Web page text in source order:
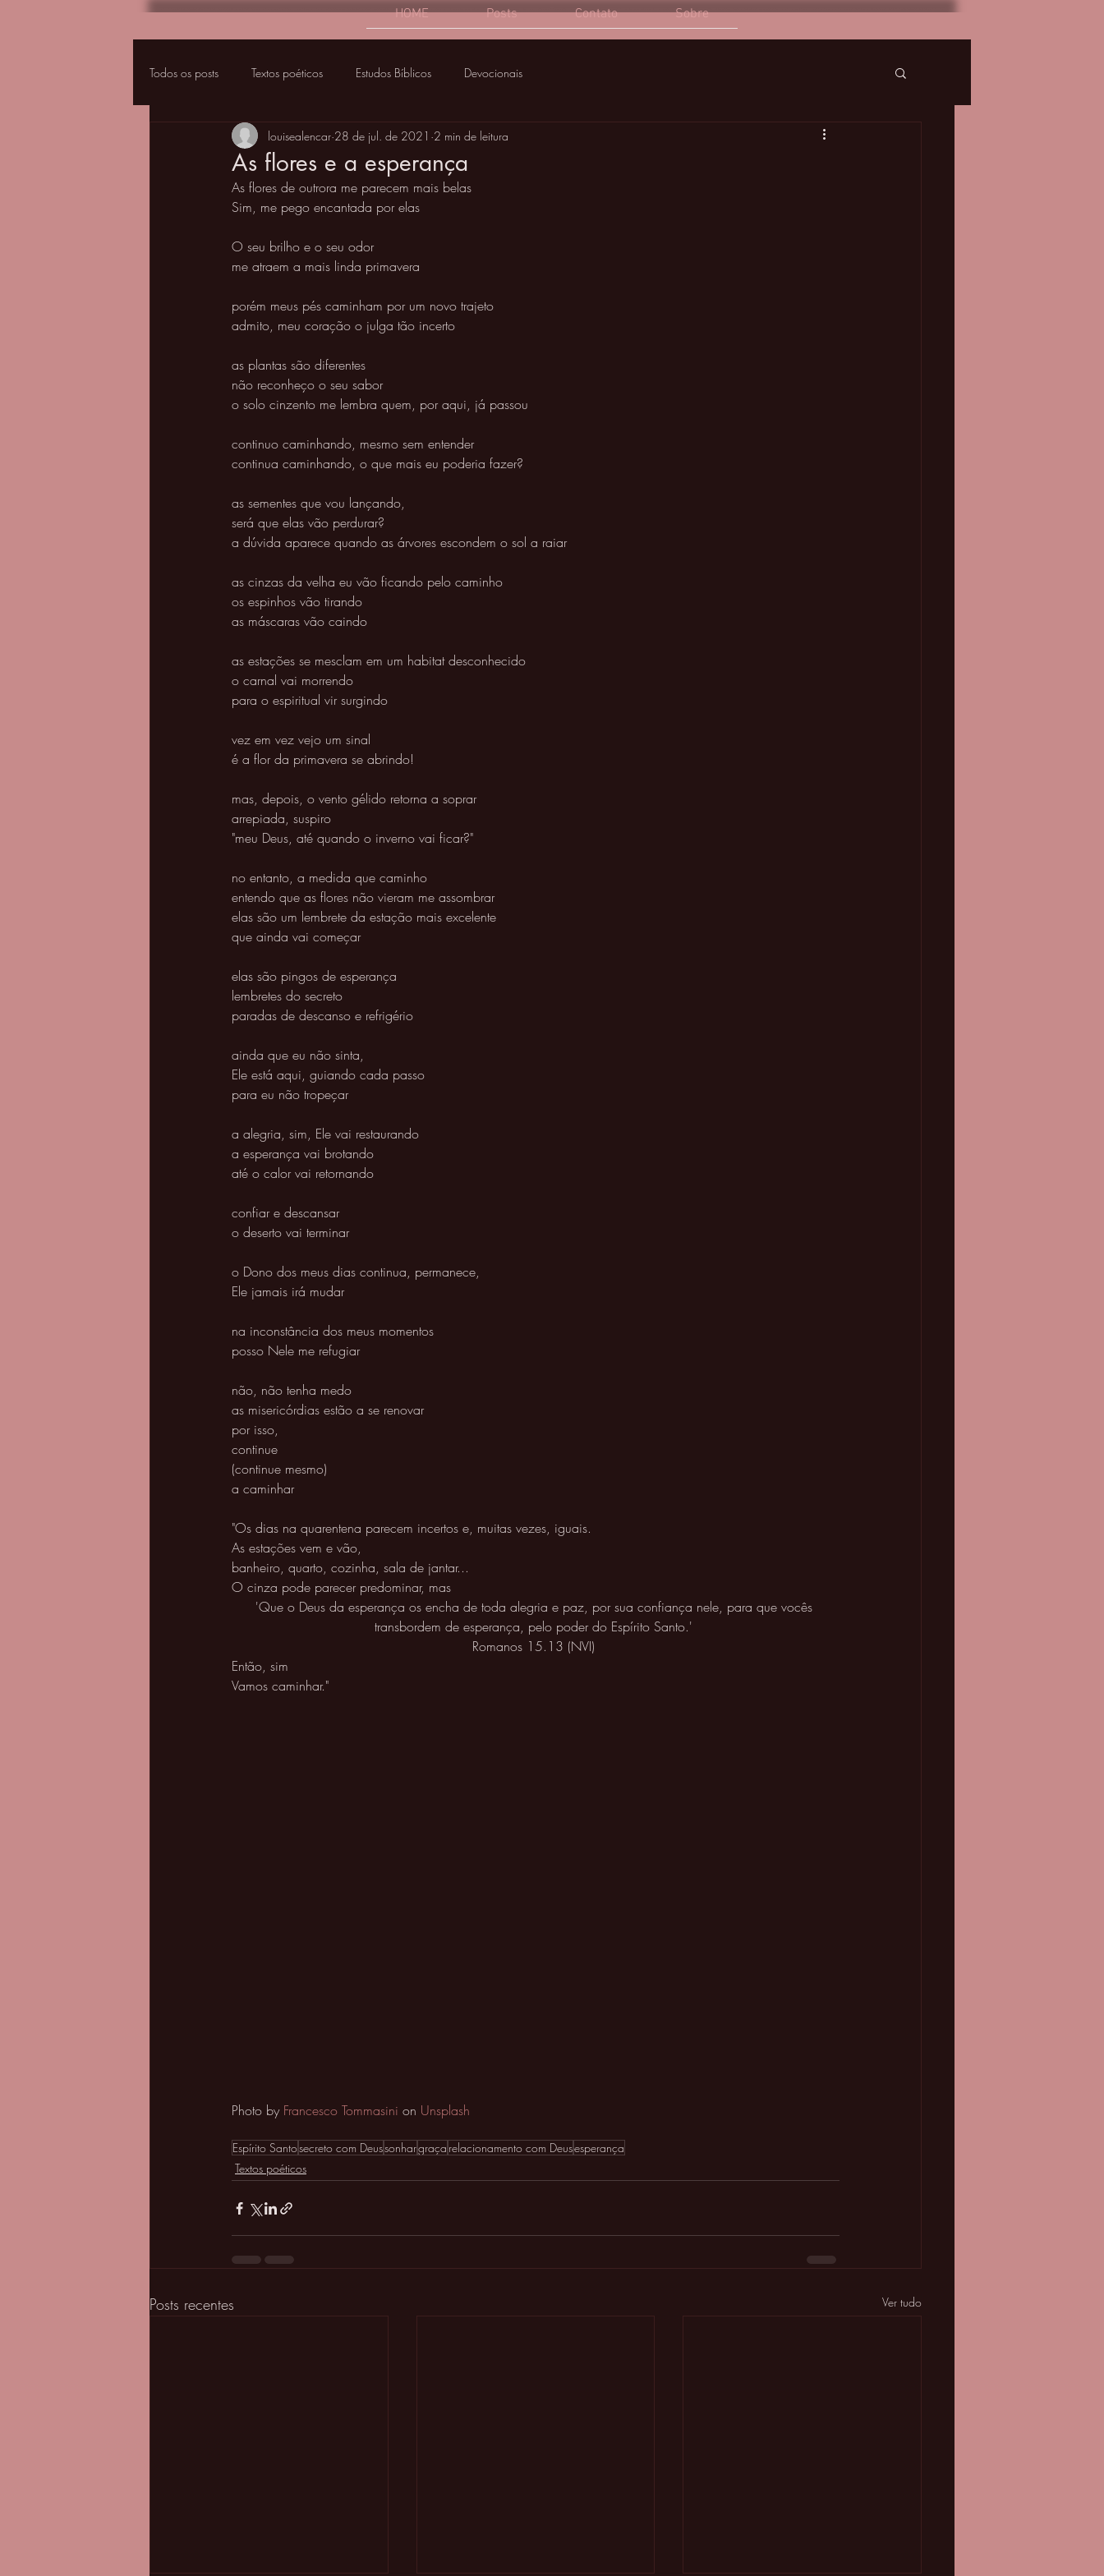
HOME Posts Contato Sobre
Todos os posts Textos poéticos Estudos Bíblicos Devocionais
As flores e a esperança
louisealencar 28 de jul. de 2021 2 min de leitura
As flores de outrora me parecem mais belas
Sim, me pego encantada por elas
O seu brilho e o seu odor
me atraem a mais linda primavera
porém meus pés caminham por um novo trajeto
admito, meu coração o julga tão incerto
as plantas são diferentes
não reconheço o seu sabor
o solo cinzento me lembra quem, por aqui, já passou
continuo caminhando, mesmo sem entender
continua caminhando, o que mais eu poderia fazer?
as sementes que vou lançando,
será que elas vão perdurar?
a dúvida aparece quando as árvores escondem o sol a raiar
as cinzas da velha eu vão ficando pelo caminho
os espinhos vão tirando
as máscaras vão caindo
as estações se mesclam em um habitat desconhecido
o carnal vai morrendo
para o espiritual vir surgindo
vez em vez vejo um sinal
é a flor da primavera se abrindo!
mas, depois, o vento gélido retorna a soprar
arrepiada, suspiro
"meu Deus, até quando o inverno vai ficar?"
no entanto, a medida que caminho
entendo que as flores não vieram me assombrar
elas são um lembrete da estação mais excelente
que ainda vai começar
elas são pingos de esperança
lembretes do secreto
paradas de descanso e refrigério
ainda que eu não sinta,
Ele está aqui, guiando cada passo
para eu não tropeçar
a alegria, sim, Ele vai restaurando
a esperança vai brotando
até o calor vai retornando
confiar e descansar
o deserto vai terminar
o Dono dos meus dias continua, permanece,
Ele jamais irá mudar
na inconstância dos meus momentos
posso Nele me refugiar
não, não tenha medo
as misericórdias estão a se renovar
por isso,
continue
(continue mesmo)
a caminhar
"Os dias na quarentena parecem incertos e, muitas vezes, iguais.
As estações vem e vão,
banheiro, quarto, cozinha, sala de jantar...
O cinza pode parecer predominar, mas
'Que o Deus da esperança os encha de toda alegria e paz, por sua confiança nele, para que vocês
transbordem de esperança, pelo poder do Espírito Santo.'
Romanos 15.13 (NVI)
Então, sim
Vamos caminhar."
Photo by Francesco Tommasini on Unsplash
Espírito Santosecreto com Deussonhargraça relacionamento com Deusesperança
Textos poéticos
Posts recentes Ver tudo